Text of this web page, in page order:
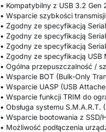
• Kompatybilny z USB 3.2 Gen
• Wsparcie szybkości
• Zgodny ze specyfikacją
• Zgodny ze specyfikacją
• Zgodny ze specyfikacją
• Zgodny ze specyfikacją USB
• Ogólna przepuszczalność /
• Wsparcie BOT (Bulk-Only
• Wsparcie UASP (USB
• Wsparcie funkcji TRIM do
• Obsługa systemu
• Wsparcie bootowania z SSD/
• Możliwość podłączenia